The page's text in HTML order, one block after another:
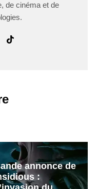
de cinéma et de
annonce de
: